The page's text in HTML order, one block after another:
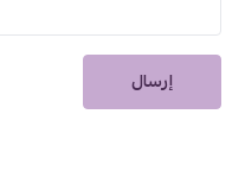
حمض الستريك.
بنزوات الصوديوم.
فينوكسي إيثانول.
إرسال